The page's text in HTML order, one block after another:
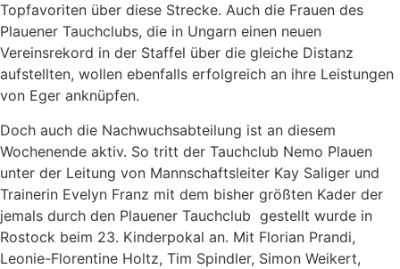
Topfavoriten über diese Strecke. Auch die Frauen des
Plauener Tauchclubs, die in Ungarn einen neuen
Vereinsrekord in der Staffel über die gleiche Distanz
aufstellten, wollen ebenfalls erfolgreich an ihre Leistungen
von Eger anknüpfen.
Doch auch die Nachwuchsabteilung ist an diesem
Wochenende aktiv. So tritt der Tauchclub Nemo Plauen
unter der Leitung von Mannschaftsleiter Kay Saliger und
Trainerin Evelyn Franz mit dem bisher größten Kader der
jemals durch den Plauener Tauchclub gestellt wurde in
Rostock beim 23. Kinderpokal an. Mit Florian Prandi,
Leonie-Florentine Holtz, Tim Spindler, Simon Weikert,